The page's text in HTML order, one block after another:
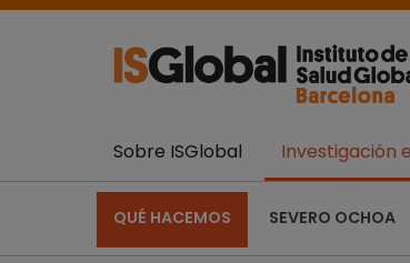
Sobre ISGlobal Investigación
QUÉ HACEMOS SEVERO OCHOA